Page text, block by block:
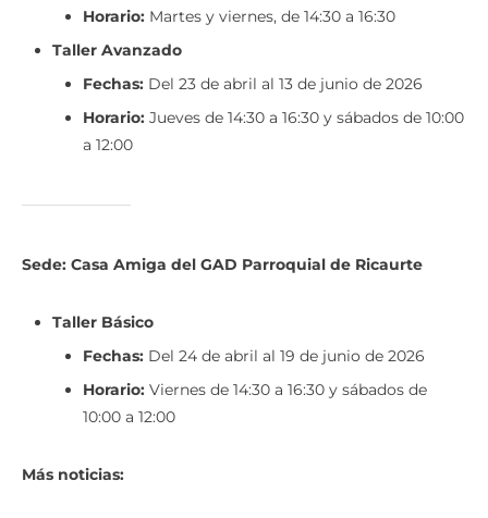
Horario: Martes y viernes, de 14:30 a 16:30
Taller Avanzado
Fechas: Del 23 de abril al 13 de junio de 2026
Horario: Jueves de 14:30 a 16:30 y sábados de 10:00
a 12:00
Sede: Casa Amiga del GAD Parroquial de Ricaurte
Taller Básico
Fechas: Del 24 de abril al 19 de junio de 2026
Horario: Viernes de 14:30 a 16:30 y sábados de
10:00 a 12:00
Más noticias: